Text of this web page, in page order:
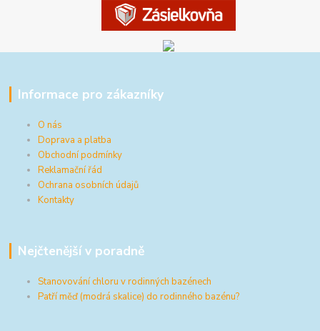
Informace pro zákazníky
O nás
Doprava a platba
Obchodní podmínky
Reklamační řád
Ochrana osobních údajů
Kontakty
Nejčtenější v poradně
Stanovování chloru v rodinných bazénech
Patří měď (modrá skalice) do rodinného bazénu?